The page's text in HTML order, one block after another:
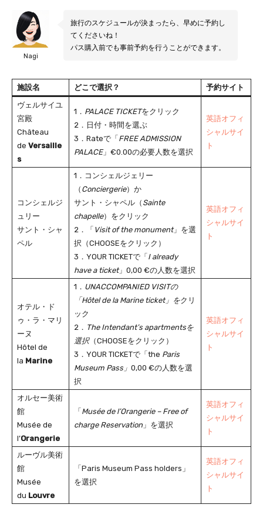
Nagi
旅行のスケジュールが決まったら、早めに予約し
てくださいね！
パス購入前でも事前予約を行うことができます。
施設名 どこで選択？
予約サイト
ヴェルサイユ
宮殿
Château
de Versaille
s
1． PALACE TICKETをクリック
2．日付・時間を選ぶ
3．Rateで「 FREE ADMISSION
PALACE」€0.00の必要人数を選択
英語オフィ
シャルサイ
ト
コンシェルジ
ュリー
サント・シャ
ペル
1．コンシェルジェリー
（ Conciergerie）か
サント・シャペル（ Sainte
chapelle）をクリック
2．「 Visit of the monument」を選
択（CHOOSEをクリック）
3．YOUR TICKETで「 I already
have a ticket」0,00 €の人数を選択
英語オフィ
シャルサイ
ト
オテル・ド
ゥ・ラ・マリ
ーヌ
Hôtel de
la Marine
1． UNACCOMPANIED VISITの
「Hôtel de la Marine ticket」をクリ
ック
2． The Intendant’s apartmentsを
選択（CHOOSEをクリック）
3．YOUR TICKETで「the Paris
Museum Pass」 0,00 €の人数を選
択
英語オフィ
シャルサイ
ト
オルセー美術
館
Musée de
l’Orangerie
「 Musée de l’Orangerie – Free of
charge Reservation 」を選択
英語オフィ
シャルサイ
ト
ルーヴル美術
館
Musée
du Louvre
「Paris Museum Pass holders」
を選択
英語オフィ
シャルサイ
ト